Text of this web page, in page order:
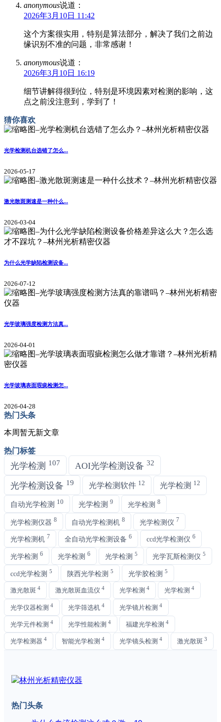
anonymous说道：
2026年3月10日 11:42
这个方案很实用，特别是算法部分，解决了我们之前边
缘识别不准的问题，非常感谢！
anonymous说道：
2026年3月10日 16:19
细节讲解得很到位，特别是环境因素对检测的影响，这
点之前没注意到，学到了！
猜你喜欢
光学检测机台选错了怎么...
2026-05-17
激光散斑测速是一种什么...
2026-03-04
为什么光学缺陷检测设备...
2026-07-12
光学玻璃强度检测方法真...
2026-04-01
光学玻璃表面瑕疵检测怎...
2026-04-28
热门头条
本周暂无新文章
热门标签
光学检测 107 AOI光学检测设备 32
光学检测设备 19 光学检测软件 12 光学检测 12
自动光学检测 10 光学检测 9 光学检测 8
光学检测仪器 8 自动光学检测机 8 光学检测仪 7
光学检测机 7 全自动光学检测设备 6 ccd光学检测仪 6
光学检测 6 光学检测 6 光学检测 5 光学瓦斯检测仪 5
ccd光学检测 5 陕西光学检测 5 光学胶检测 5
激光散斑 4 激光散斑血流仪 4 光学检测 4 光学检测 4
光学仪器检测 4 光学筛选机 4 光学镜片检测 4
光学元件检测 4 光学性能检测 4 福建光学检测 4
光学检测器 4 智能光学检测 4 光学镜头检测 4 激光散斑 3
热门头条